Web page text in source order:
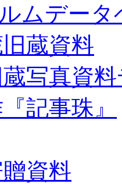
ムデータ
蔵資料
写真資
記事珠』
資料